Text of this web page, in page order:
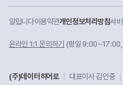
알립니다이용약관개인정보처리방침서
온라인 1:1 문의하기 (평일 9:00~17:00,
(주)데이터히어로 대표이사 김인중